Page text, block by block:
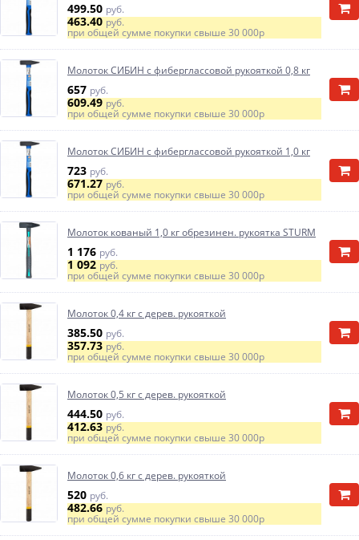
499.50 руб.
463.40руб.
при общей сумме покупки свыше 30 000р
Молоток СИБИН с фиберглассовой рукояткой 0,8 кг
657 руб.
609.49руб.
при общей сумме покупки свыше 30 000р
Молоток СИБИН с фиберглассовой рукояткой 1,0 кг
723 руб.
671.27руб.
при общей сумме покупки свыше 30 000р
Молоток кованый 1,0 кг обрезинен. рукоятка STURM
1 176 руб.
1 092руб.
при общей сумме покупки свыше 30 000р
Молоток 0,4 кг с дерев. рукояткой
385.50 руб.
357.73руб.
при общей сумме покупки свыше 30 000р
Молоток 0,5 кг с дерев. рукояткой
444.50 руб.
412.63руб.
при общей сумме покупки свыше 30 000р
Молоток 0,6 кг с дерев. рукояткой
520 руб.
482.66руб.
при общей сумме покупки свыше 30 000р